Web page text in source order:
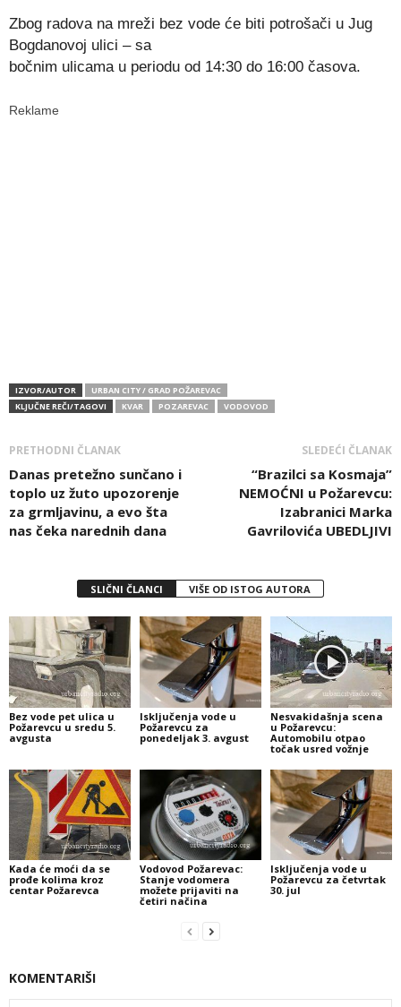
Zbog radova na mreži bez vode će biti potrošači u Jug
Bogdanovoj ulici – sa
bočnim ulicama u periodu od 14:30 do 16:00 časova.
Reklame
IZVOR/AUTOR
URBAN CITY / GRAD POŽAREVAC
KLJUČNE REČI/TAGOVI
KVAR POZAREVAC VODOVOD
PRETHODNI ČLANAK
Danas pretežno sunčano i
toplo uz žuto upozorenje
za grmljavinu, a evo šta
nas čeka narednih dana
SLEDEĆI ČLANAK
“Brazilci sa Kosmaja”
NEMOĆNI u Požarevcu:
Izabranici Marka
Gavrilovića UBEDLJIVI
SLIČNI ČLANCI VIŠE OD ISTOG AUTORA
Bez vode pet ulica u
Požarevcu u sredu 5.
avgusta
Isključenja vode u
Požarevcu za
ponedeljak 3. avgust
Nesvakidašnja scena
u Požarevcu:
Automobilu otpao
točak usred vožnje
Kada će moći da se
prođe kolima kroz
centar Požarevca
Vodovod Požarevac:
Stanje vodomera
možete prijaviti na
četiri načina
Isključenja vode u
Požarevcu za četvrtak
30. jul
KOMENTARIŠI